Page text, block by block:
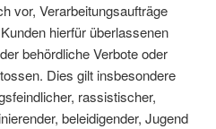
vor, Verarbeitungsaufträge
hierfür überlassenen
behördliche Verbote oder
Dies gilt insbesondere
rassistischer,
beleidigender, Jugend